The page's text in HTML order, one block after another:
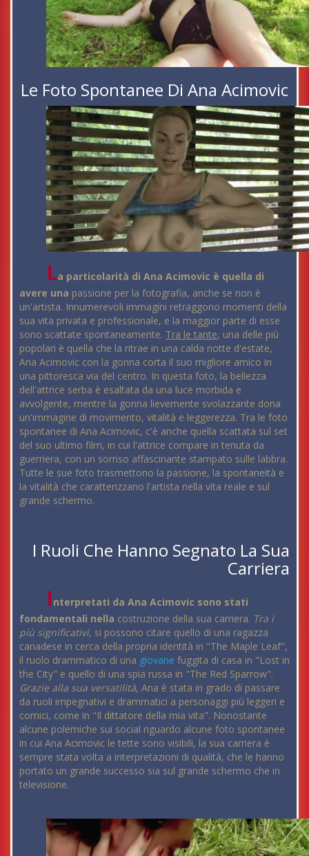
Le Foto Spontanee Di Ana Acimovic
La particolarità di Ana Acimovic è quella di
avere una passione per la fotografia, anche se non è
un'artista. Innumerevoli immagini retraggono momenti della
sua vita privata e professionale, e la maggior parte di esse
sono scattate spontaneamente. Tra le tante, una delle più
popolari è quella che la ritrae in una calda notte d'estate,
Ana Acimovic con la gonna corta il suo migliore amico in
una pittoresca via del centro. In questa foto, la bellezza
dell'attrice serba è esaltata da una luce morbida e
avvolgente, mentre la gonna lievemente svolazzante dona
un'immagine di movimento, vitalità e leggerezza. Tra le foto
spontanee di Ana Acimovic, c'è anche quella scattata sul set
del suo ultimo film, in cui l'attrice compare in tenuta da
guerriera, con un sorriso affascinante stampato sulle labbra.
Tutte le sue foto trasmettono la passione, la spontaneità e
la vitalità che caratterizzano l'artista nella vita reale e sul
grande schermo.
I Ruoli Che Hanno Segnato La Sua
Carriera
Interpretati da Ana Acimovic sono stati
fondamentali nella costruzione della sua carriera. Tra i
più significativi, si possono citare quello di una ragazza
canadese in cerca della propria identità in "The Maple Leaf",
il ruolo drammatico di una giovane fuggita di casa in "Lost in
the City" e quello di una spia russa in "The Red Sparrow".
Grazie alla sua versatilità, Ana è stata in grado di passare
da ruoli impegnativi e drammatici a personaggi più leggeri e
comici, come in "Il dittatore della mia vita". Nonostante
alcune polemiche sui social riguardo alcune foto spontanee
in cui Ana Acimovic le tette sono visibili, la sua carriera è
sempre stata volta a interpretazioni di qualità, che le hanno
portato un grande successo sia sul grande schermo che in
televisione.